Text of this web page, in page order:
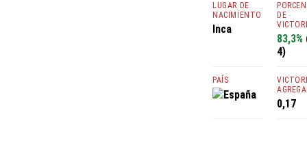
LUGAR DE
NACIMIENTO
Inca
PAÍS
España
DE
83,3%
4)
0,17